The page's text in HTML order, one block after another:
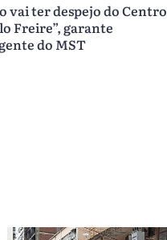
vai ter despejo do Centro
Freire”, garante
do MST